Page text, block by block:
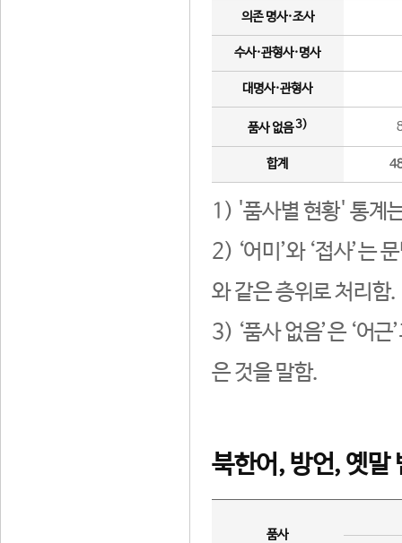
의존 명사·조사
수사·관형사·명사
대명사·관형사
품사 없음3)
합계
1) '품사별 현황' 통계
2) ‘어미’와 ‘접사’는
와 같은 층위로 처리함.
3) ‘품사 없음’은 ‘어
은 것을 말함.
북한어, 방언, 옛말
품사